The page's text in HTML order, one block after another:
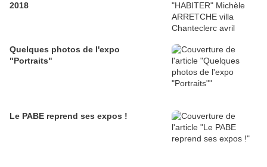
2018
Quelques photos de l'expo
"Portraits"
Le PABE reprend ses expos !